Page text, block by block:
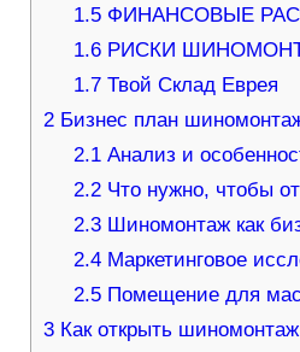
1.5 ФИНАНСОВЫЕ
1.6 РИСКИ
1.7 Твой Склад Еврея
2Бизнес план
2.1 Анализ и
2.2 Что нужно, чтобы
2.3 Шиномонтаж как
2.4 Маркетинговое
2.5 Помещение для
3Как открыть